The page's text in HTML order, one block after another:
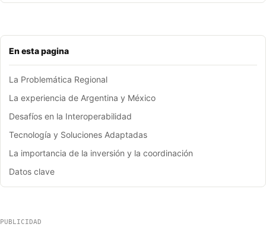
En esta pagina
La Problemática Regional
La experiencia de Argentina y México
Desafíos en la Interoperabilidad
Tecnología y Soluciones Adaptadas
La importancia de la inversión y la coordinación
Datos clave
PUBLICIDAD